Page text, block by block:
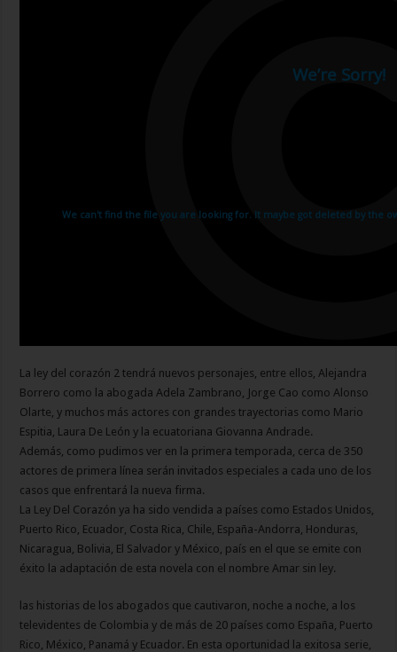
La ley del corazón 2 tendrá nuevos personajes, entre ellos, Alejandra
Borrero como la abogada Adela Zambrano, Jorge Cao como Alonso
Olarte, y muchos más actores con grandes trayectorias como Mario
Espitia, Laura De León y la ecuatoriana Giovanna Andrade.
Además, como pudimos ver en la primera temporada, cerca de 350
actores de primera línea serán invitados especiales a cada uno de los
casos que enfrentará la nueva firma.
La Ley Del Corazón ya ha sido vendida a países como Estados Unidos,
Puerto Rico, Ecuador, Costa Rica, Chile, España-Andorra, Honduras,
Nicaragua, Bolivia, El Salvador y México, país en el que se emite con
éxito la adaptación de esta novela con el nombre Amar sin ley.
las historias de los abogados que cautivaron, noche a noche, a los
televidentes de Colombia y de más de 20 países como España, Puerto
Rico, México, Panamá y Ecuador. En esta oportunidad la exitosa serie,